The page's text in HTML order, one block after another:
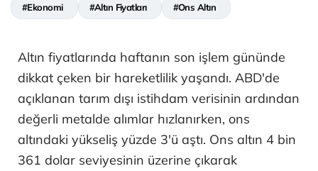
#Ekonomi #Altın Fiyatları #Ons Altın
Altın fiyatlarında haftanın son işlem gününde
dikkat çeken bir hareketlilik yaşandı. ABD'de
açıklanan tarım dışı istihdam verisinin ardından
değerli metalde alımlar hızlanırken, ons
altındaki yükseliş yüzde 3'ü aştı. Ons altın 4 bin
361 dolar seviyesinin üzerine çıkarak